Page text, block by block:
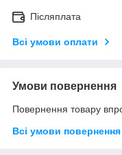
Післяплата
Всі умови оплати
Умови повернення
Повернення товару
Всі умови повернення